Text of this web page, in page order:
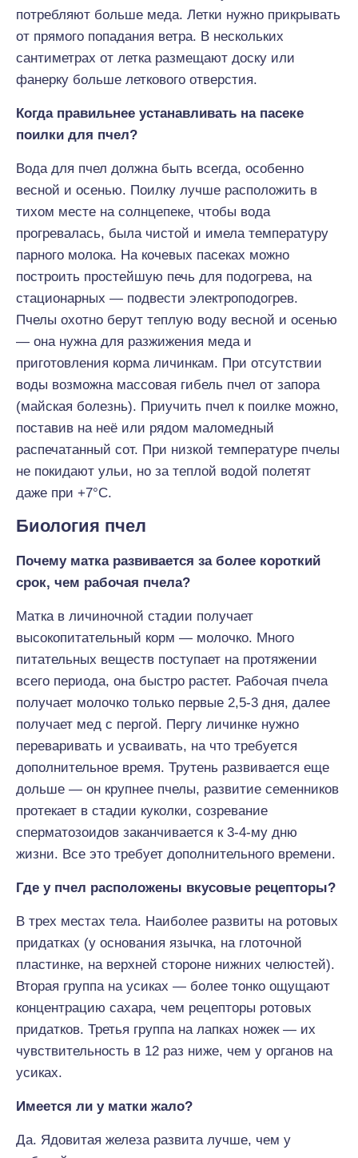
потребляют больше меда. Летки нужно прикрывать
от прямого попадания ветра. В нескольких
сантиметрах от летка размещают доску или
фанерку больше леткового отверстия.
Когда правильнее устанавливать на пасеке
поилки для пчел?
Вода для пчел должна быть всегда, особенно
весной и осенью. Поилку лучше расположить в
тихом месте на солнцепеке, чтобы вода
прогревалась, была чистой и имела температуру
парного молока. На кочевых пасеках можно
построить простейшую печь для подогрева, на
стационарных — подвести электроподогрев.
Пчелы охотно берут теплую воду весной и осенью
— она нужна для разжижения меда и
приготовления корма личинкам. При отсутствии
воды возможна массовая гибель пчел от запора
(майская болезнь). Приучить пчел к поилке можно,
поставив на неё или рядом маломедный
распечатанный сот. При низкой температуре пчелы
не покидают ульи, но за теплой водой полетят
даже при +7°С.
Биология пчел
Почему матка развивается за более короткий
срок, чем рабочая пчела?
Матка в личиночной стадии получает
высокопитательный корм — молочко. Много
питательных веществ поступает на протяжении
всего периода, она быстро растет. Рабочая пчела
получает молочко только первые 2,5-3 дня, далее
получает мед с пергой. Пергу личинке нужно
переваривать и усваивать, на что требуется
дополнительное время. Трутень развивается еще
дольше — он крупнее пчелы, развитие семенников
протекает в стадии куколки, созревание
сперматозоидов заканчивается к 3-4-му дню
жизни. Все это требует дополнительного времени.
Где у пчел расположены вкусовые рецепторы?
В трех местах тела. Наиболее развиты на ротовых
придатках (у основания язычка, на глоточной
пластинке, на верхней стороне нижних челюстей).
Вторая группа на усиках — более тонко ощущают
концентрацию сахара, чем рецепторы ротовых
придатков. Третья группа на лапках ножек — их
чувствительность в 12 раз ниже, чем у органов на
усиках.
Имеется ли у матки жало?
Да. Ядовитая железа развита лучше, чем у